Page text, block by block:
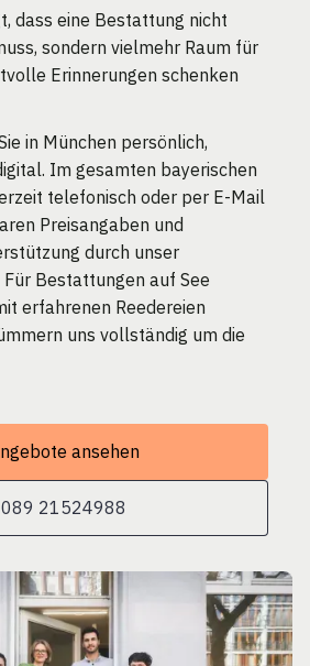
dass eine Bestattung nicht
sondern vielmehr Raum für
Erinnerungen schenken
in München persönlich,
Im gesamten bayerischen
telefonisch oder per E-Mail
Preisangaben und
durch unser
Bestattungen auf See
erfahrenen Reedereien
uns vollständig um die
ansehen
089 21524988